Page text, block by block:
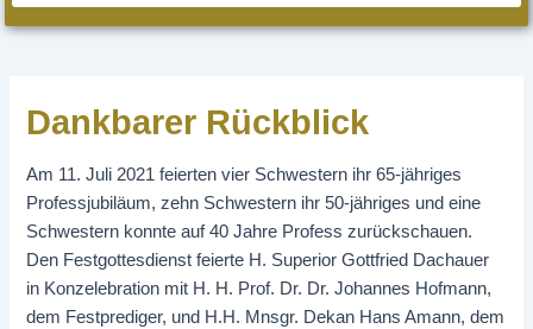
Dankbarer Rückblick
Am 11. Juli 2021 feierten vier Schwestern ihr 65-jähriges
Professjubiläum, zehn Schwestern ihr 50-jähriges und eine
Schwestern konnte auf 40 Jahre Profess zurückschauen.
Den Festgottesdienst feierte H. Superior Gottfried Dachauer
in Konzelebration mit H. H. Prof. Dr. Dr. Johannes Hofmann,
dem Festprediger, und H.H. Mnsgr. Dekan Hans Amann, dem